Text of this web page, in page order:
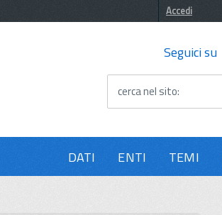
Accedi
Seguici su
cerca nel sito
DATI ENTI TEMI